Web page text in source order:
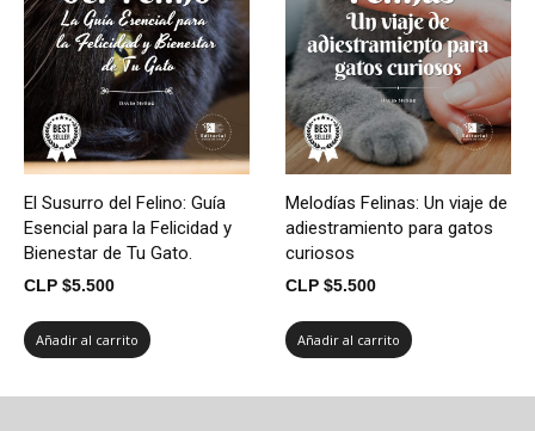
El Susurro del Felino: Guía
Esencial para la Felicidad y
Bienestar de Tu Gato.
CLP $5.500
Añadir al carrito
Melodías Felinas: Un viaje de
adiestramiento para gatos
curiosos
CLP $5.500
Añadir al carrito